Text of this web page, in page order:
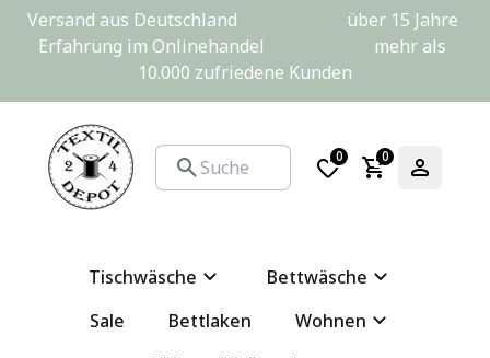
Versand aus Deutschland                         über 15 Jahre
Erfahrung im Onlinehandel                         mehr als
10.000 zufriedene Kunden
0 0
Tischwäsche
Bettwäsche
Sale
Bettlaken
Wohnen